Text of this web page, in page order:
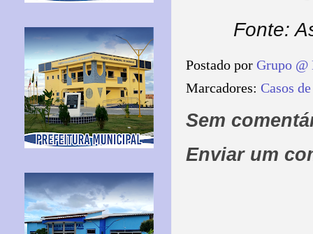
Fonte:
Postado por Grupo @
Marcadores: Casos
Sem
Enviar um